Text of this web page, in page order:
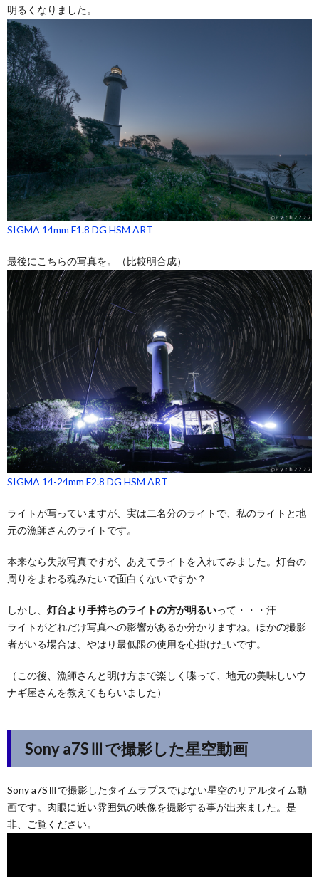
明るくなりました。
SIGMA 14mm F1.8 DG HSM ART
最後にこちらの写真を。（比較明合成）
SIGMA 14-24mm F2.8 DG HSM ART
ライトが写っていますが、実は二名分のライトで、私のライトと地
元の漁師さんのライトです。
本来なら失敗写真ですが、あえてライトを入れてみました。灯台の
周りをまわる魂みたいで面白くないですか？
しかし、 灯台より手持ちのライトの方が明るいって・・・汗
ライトがどれだけ写真への影響があるか分かりますね。ほかの撮影
者がいる場合は、やはり最低限の使用を心掛けたいです。
（この後、漁師さんと明け方まで楽しく喋って、地元の美味しいウ
ナギ屋さんを教えてもらいました）
Sony a7SⅢで撮影した星空動画
Sony a7SⅢで撮影したタイムラプスではない星空のリアルタイム動
画です。肉眼に近い雰囲気の映像を撮影する事が出来ました。是
非、ご覧ください。